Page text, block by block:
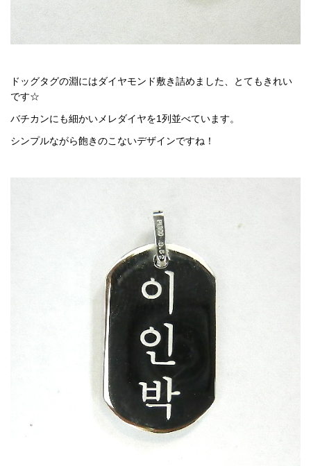
ドッグタグの淵にはダイヤモンド敷き詰めました、とてもきれい
です☆
バチカンにも細かいメレダイヤを1列並べています。
シンプルながら飽きのこないデザインですね！